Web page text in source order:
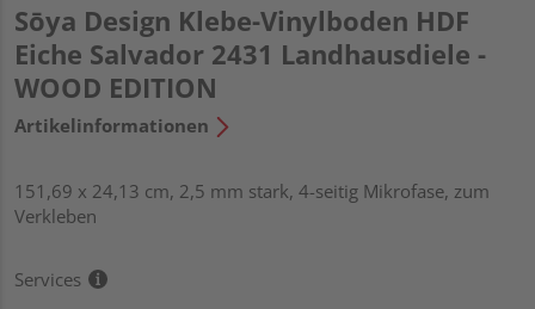
Sōya Design Klebe-Vinylboden HDF
Eiche Salvador 2431 Landhausdiele -
WOOD EDITION
Artikelinformationen
151,69 x 24,13 cm, 2,5 mm stark, 4-seitig Mikrofase, zum
Verkleben
Services